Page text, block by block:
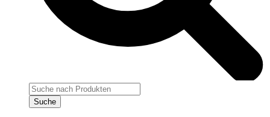
Products
search
Suche